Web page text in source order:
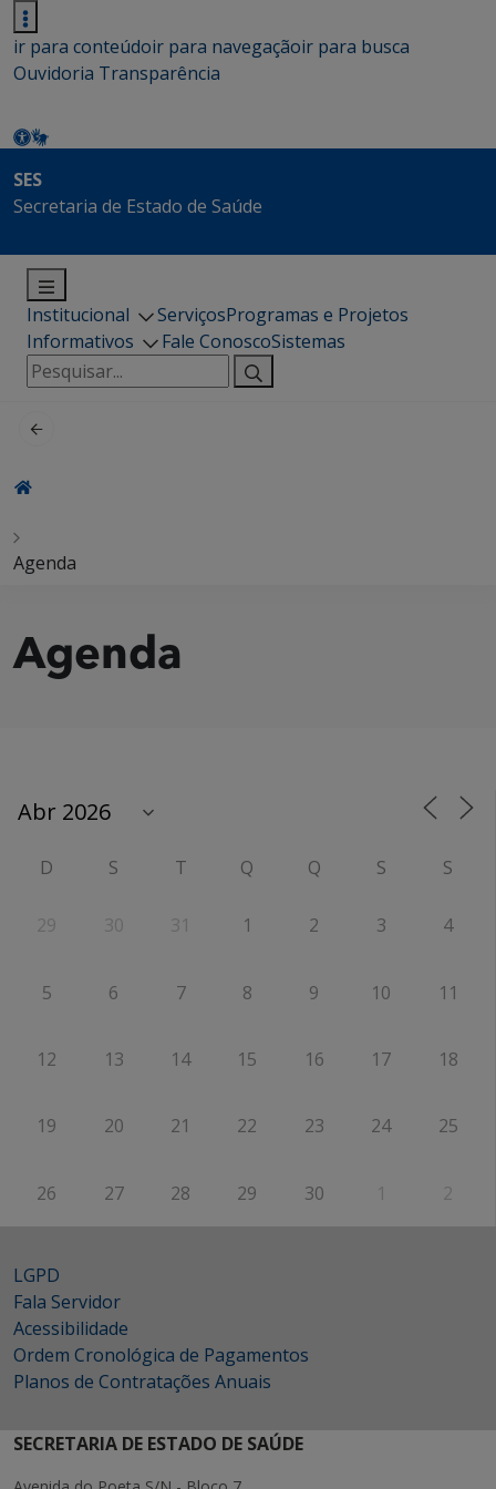
ir para conteúdoir para navegaçãoir para busca
Ouvidoria Transparência
SES
Secretaria de Estado de Saúde
Institucional ServiçosProgramas e Projetos
Informativos
Fale ConoscoSistemas
Pesquisar
por:
Agenda
Agenda
D S T Q Q S S
29 30 31 1 2 3 4
5 6 7 8 9 10 11
12 13 14 15 16 17 18
19 20 21 22 23 24 25
26 27 28 29 30 1 2
LGPD
Fala Servidor
Acessibilidade
Ordem Cronológica de Pagamentos
Planos de Contratações Anuais
SECRETARIA DE ESTADO DE SAÚDE